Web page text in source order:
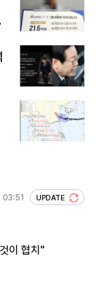
UPDATE
이 협치"